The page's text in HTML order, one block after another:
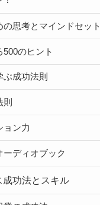
の思考とマインドセット
500のヒント
成功法則
ョン力
ーディオブック
成功法とスキル